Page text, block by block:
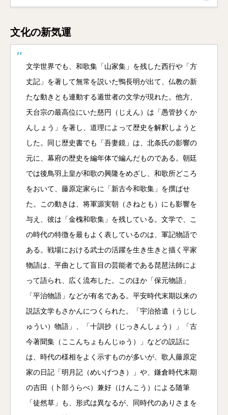
文化の新気運
文学世界でも、和歌集「山家集」を残した西行や「方
丈記」を著して無常を説いた鴨長明が出て、仏教の新
たな動きとも連動する遁世者の文学が現れた。他方、
天台宗の最高位にいた慈円（じえん）は「愚管抄くか
んしょう」を著し、道理によって歴史を解釈しようと
した。同じ歴史書でも「吾妻鏡」は、北条氏の影響の
元に、幕府の歴史を編年体で編んだものである。朝廷
では後鳥羽上皇が和歌の興隆をめざし、和歌所どころ
をおいて、藤原定家らに「新古今和歌集」を撰ばせ
た。この動きは、将軍源実朝（さねとも）にも影響を
与え、彼は「金槐和歌集」を残している。文学で、こ
の時代の特徴を最もよく表しているのは、軍記物語で
ある。戦場における武士の活躍を生き生きと描く平家
物語は、平曲として盲目の芸能者である琵琶法師によ
って語られ、広く流布した。このほか「保元物語」
「平治物語」などが有名である。平安時代末期以来の
説話文学もさかんにつくられた。「宇治拾遺（うじし
ゅうい）物語」、「十訓抄（じっきんしょう）」「古
今著聞集（ここんちょもんじゅう）」などの説話に
は、時代の様相をよく示すものが多いが、歌人藤原定
家の日記「明月記（めいげつき）」や、鎌倉時代末期
の吉田（卜部うらべ）兼好（けんこう）による随筆
「徒然草」も、形式は異なるが、同時代のありさまを